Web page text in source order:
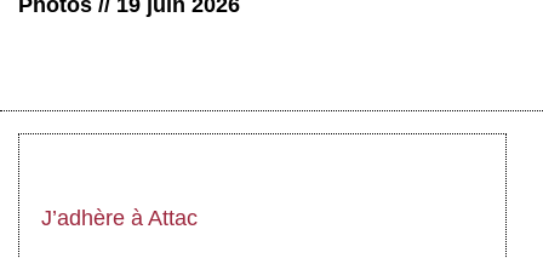
J’adhère à Attac